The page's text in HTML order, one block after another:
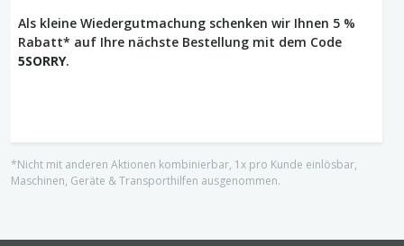
Als kleine Wiedergutmachung schenken wir Ihnen 5 %
Rabatt* auf Ihre nächste Bestellung mit dem Code
5SORRY.
*Nicht mit anderen Aktionen kombinierbar, 1x pro Kunde einlösbar,
Maschinen, Geräte & Transporthilfen ausgenommen.